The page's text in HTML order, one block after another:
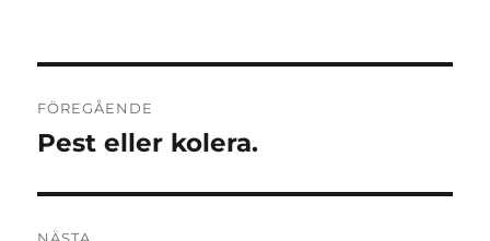
FÖREGÅENDE
Föregående
Pest eller kolera.